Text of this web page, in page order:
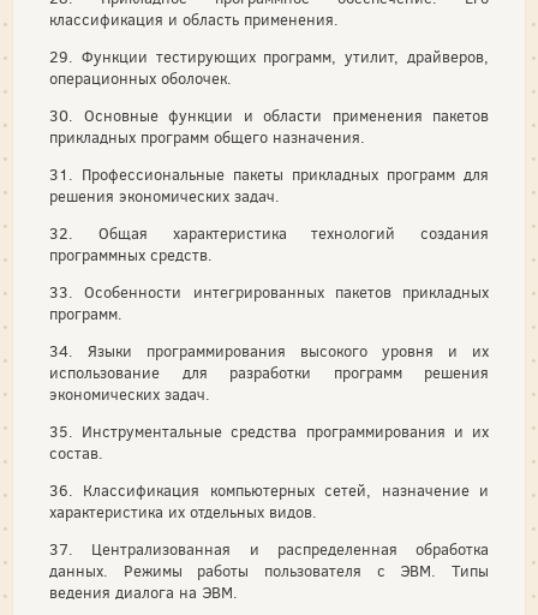
классификация и область применения.
29. Функции тестирующих программ, утилит, драйверов,
операционных оболочек.
30. Основные функции и области применения пакетов
прикладных программ общего назначения.
31. Профессиональные пакеты прикладных программ для
решения экономических задач.
32. Общая характеристика технологий создания
программных средств.
33. Особенности интегрированных пакетов прикладных
программ.
34. Языки программирования высокого уровня и их
использование для разработки программ решения
экономических задач.
35. Инструментальные средства программирования и их
состав.
36. Классификация компьютерных сетей, назначение и
характеристика их отдельных видов.
37. Централизованная и распределенная обработка
данных. Режимы работы пользователя с ЭВМ. Типы
ведения диалога на ЭВМ.